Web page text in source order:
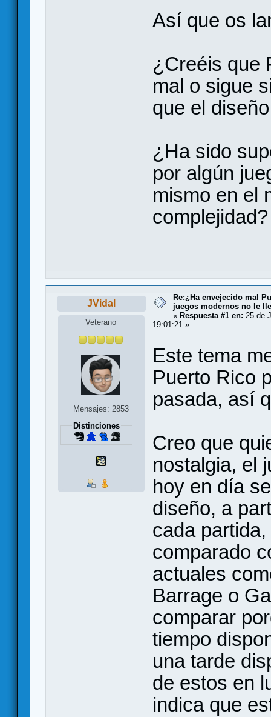
Así que os
¿Creéis que
mal o sigue
que el
¿Ha sido
por algún
mismo en el
complejidad?
JVidal
Veterano
Mensajes: 2853
Distinciones
Re:¿Ha envejecido mal
juegos modernos no le
« Respuesta #1 en: 25 de
19:01:21 »
Este tema
Puerto Rico
pasada, así
Creo que
nostalgia, el
hoy en día
diseño, a
cada
comparado
actuales
Barrage o
comparar
tiempo
una tarde
de estos en
indica que